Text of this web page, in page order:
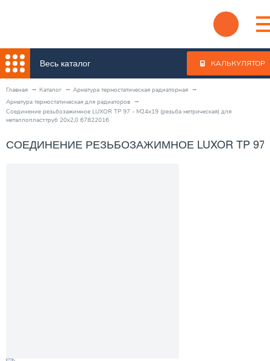
Весь каталог КАЛЬКУЛЯТОР
Главная Каталог
Арматура термостатическая радиаторная
Арматура термостатическая для радиаторов
Соединение резьбозажимное LUXOR TP 97 - М24x19 (резьба метрическая) для
металлопласт.труб 20x2,0 67822016
СОЕДИНЕНИЕ РЕЗЬБОЗАЖИМНОЕ LUXOR TP 97